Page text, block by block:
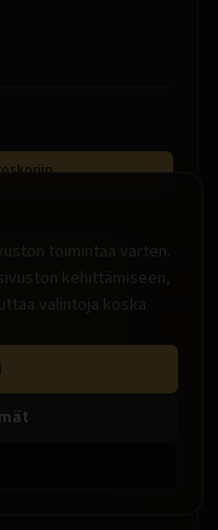
toimintaa varten.
kehittämiseen,
valintoja koska